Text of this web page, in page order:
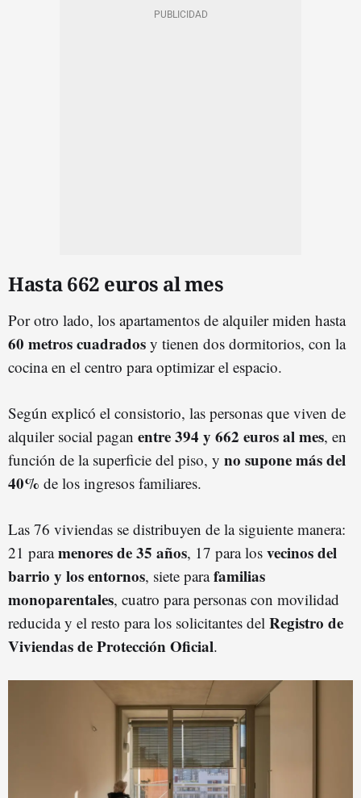
Hasta 662 euros al mes
Por otro lado, los apartamentos de alquiler miden hasta
60 metros cuadrados y tienen dos dormitorios, con la
cocina en el centro para optimizar el espacio.
Según explicó el consistorio, las personas que viven de
alquiler social pagan entre 394 y 662 euros al mes, en
función de la superficie del piso, y no supone más del
40% de los ingresos familiares.
Las 76 viviendas se distribuyen de la siguiente manera:
21 paramenores de 35 años, 17 para los vecinos del
barrio y los entornos, siete parafamilias
monoparentales, cuatro para personas con movilidad
reducida y el resto para los solicitantes del Registro de
Viviendas de Protección Oficial.